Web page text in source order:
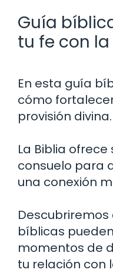
Guía
tu fe con
En esta guía
cómo
provisión divina.
La Biblia
consuelo para
una conexión
bíblicas
momentos de
tu relación con